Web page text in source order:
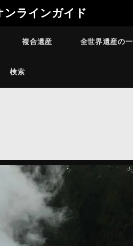
ンラインガイド
複合遺産 全世界遺産の
検索